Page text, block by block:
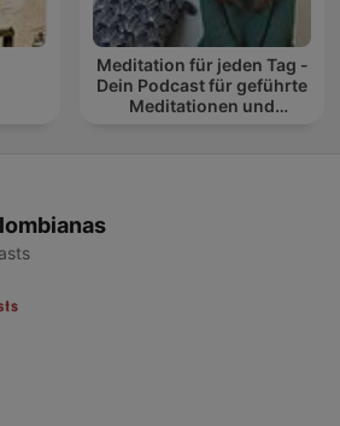
Meditation für jeden Tag -
Dein Podcast für geführte
Meditationen und